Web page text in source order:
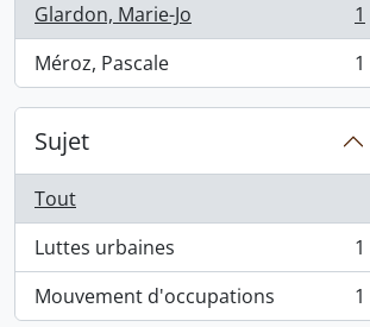
Glardon, Marie-Jo
, 1 résultats
1
Méroz, Pascale
, 1 résultats 1
Sujet
Tout
Luttes urbaines
, 1 résultats
1
Mouvement d'occupations
, 1 résultats 1